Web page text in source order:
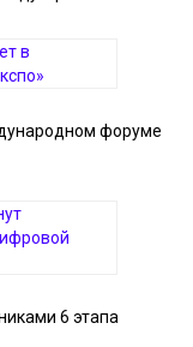
форуме
6 этапа